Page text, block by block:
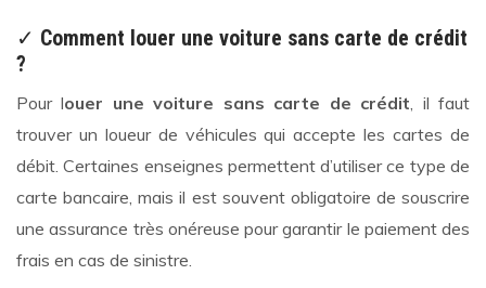
✓ Comment louer une voiture sans carte de crédit
?
Pour louer une voiture sans carte de crédit, il faut
trouver un loueur de véhicules qui accepte les cartes de
débit. Certaines enseignes permettent d’utiliser ce type de
carte bancaire, mais il est souvent obligatoire de souscrire
une assurance très onéreuse pour garantir le paiement des
frais en cas de sinistre.